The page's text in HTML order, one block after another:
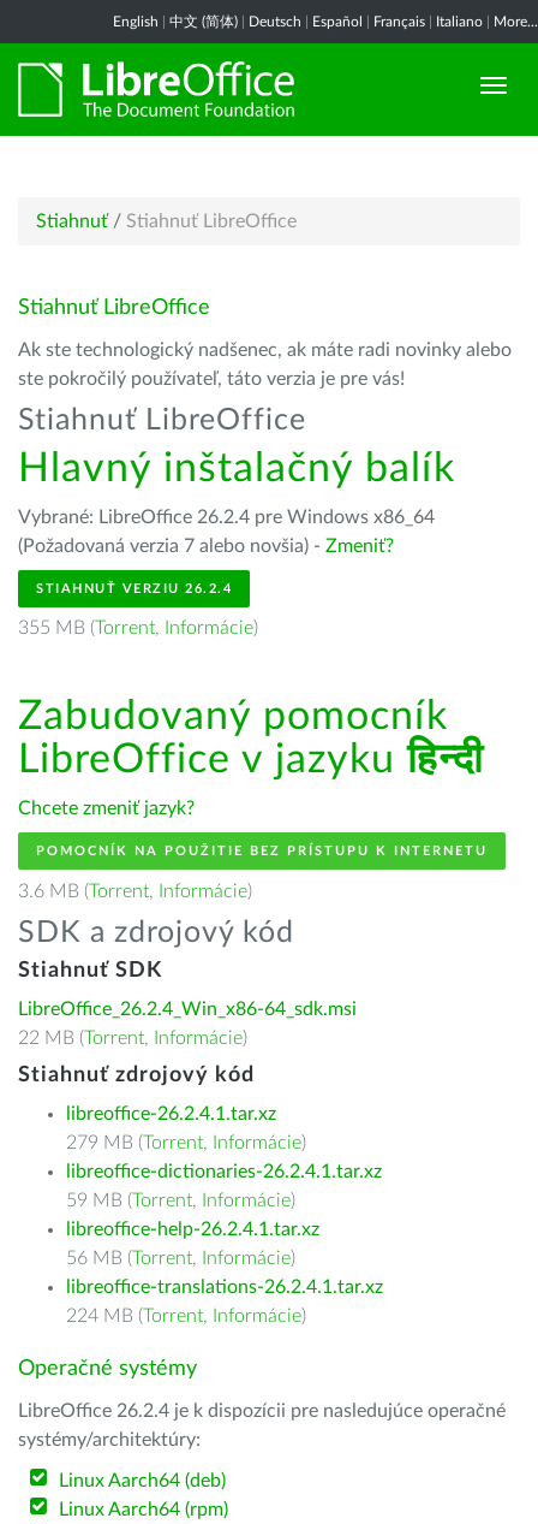
English 中文 (简体) Deutsch Español Français Italiano More...
Stiahnuť / Stiahnuť LibreOffice
Stiahnuť LibreOffice
Ak ste technologický nadšenec, ak máte radi novinky alebo
ste pokročilý používateľ, táto verzia je pre vás!
Stiahnuť LibreOffice
Hlavný inštalačný balík
Vybrané: LibreOffice 26.2.4 pre Windows x86_64
(Požadovaná verzia 7 alebo novšia) - Zmeniť?
STIAHNUŤ VERZIU 26.2.4
355 MB (Torrent, Informácie)
Zabudovaný pomocník
LibreOffice v jazykuहिन्दी
Chcete zmeniť jazyk?
POMOCNÍK NA POUŽITIE BEZ PRÍSTUPU K INTERNETU
3.6 MB (Torrent, Informácie)
SDK a zdrojový kód
Stiahnuť SDK
LibreOffice_26.2.4_Win_x86-64_sdk.msi
22 MB (Torrent, Informácie)
Stiahnuť zdrojový kód
libreoffice-26.2.4.1.tar.xz
279 MB (Torrent, Informácie)
libreoffice-dictionaries-26.2.4.1.tar.xz
59 MB (Torrent, Informácie)
libreoffice-help-26.2.4.1.tar.xz
56 MB (Torrent, Informácie)
libreoffice-translations-26.2.4.1.tar.xz
224 MB (Torrent, Informácie)
Operačné systémy
LibreOffice 26.2.4 je k dispozícii pre nasledujúce operačné
systémy/architektúry:
Linux Aarch64 (deb)
Linux Aarch64 (rpm)